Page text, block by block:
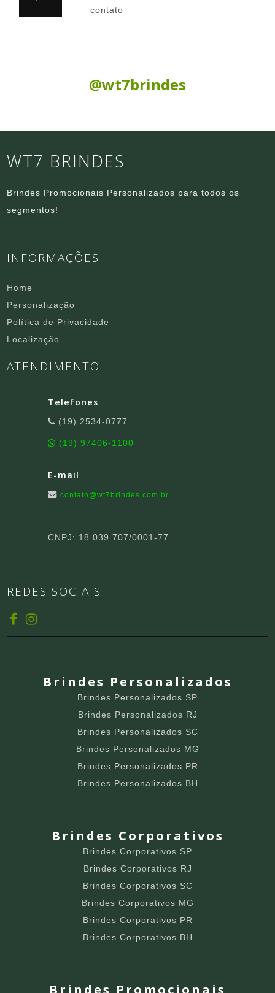
contato
@wt7brindes
WT7 BRINDES
Brindes Promocionais Personalizados para todos os
segmentos!
INFORMAÇÕES
Home
Personalização
Política de Privacidade
Localização
ATENDIMENTO
Telefones
(19) 2534-0777
(19) 97406-1100
E-mail
contato@wt7brindes.com.br
CNPJ: 18.039.707/0001-77
REDES SOCIAIS
Brindes Personalizados
Brindes Personalizados SP
Brindes Personalizados RJ
Brindes Personalizados SC
Brindes Personalizados MG
Brindes Personalizados PR
Brindes Personalizados BH
Brindes Corporativos
Brindes Corporativos SP
Brindes Corporativos RJ
Brindes Corporativos SC
Brindes Corporativos MG
Brindes Corporativos PR
Brindes Corporativos BH
Brindes Promocionais